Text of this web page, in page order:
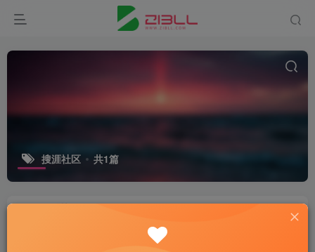
搜涯社区 共1篇
SEO教程